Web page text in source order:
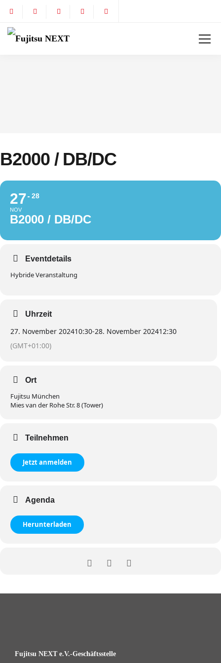
B2000 / DB/DC
27
NOV
28
B2000 / DB/DC
Eventdetails
Hybride Veranstaltung
Uhrzeit
27. November 202410:30-28. November 202412:30
(GMT+01:00)
Ort
Fujitsu München
Mies van der Rohe Str. 8 (Tower)
Teilnehmen
Jetzt anmelden
Agenda
Herunterladen
Fujitsu NEXT e.V.-Geschäftsstelle